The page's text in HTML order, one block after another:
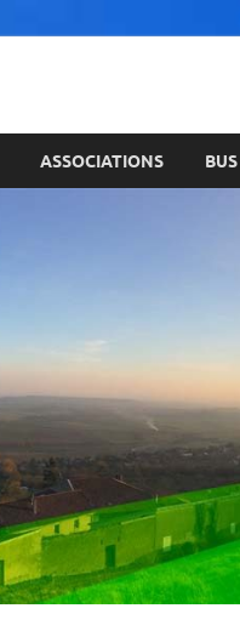
ASSOCIATIONS BUS